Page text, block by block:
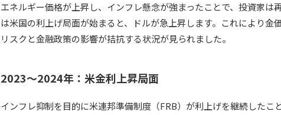
エネルギー価格が上昇し、インフレ懸念が強まったことで、投資家は
は米国の利上げ局面が始まると、ドルが急上昇します。これにより金
リスクと金融政策の影響が拮抗する状況が見られました。
2023〜2024年：米金利上昇局面
インフレ抑制を目的に米連邦準備制度（FRB）が利上げを継続したこ